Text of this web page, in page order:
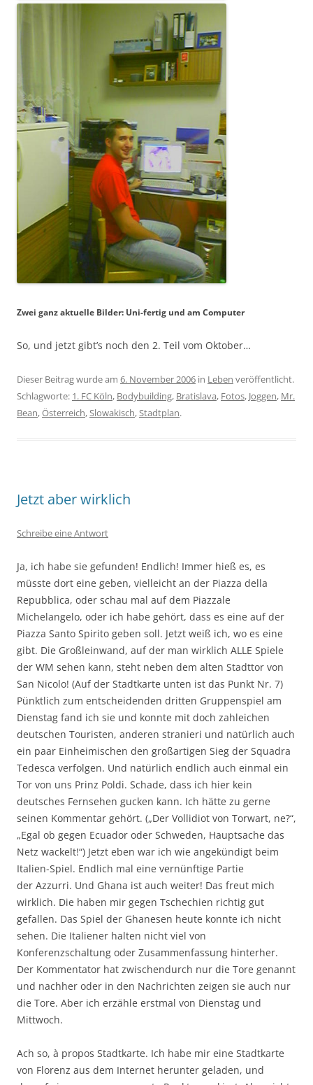
Zwei ganz aktuelle Bilder: Uni-fertig und am Computer
So, und jetzt gibt’s noch den 2. Teil vom Oktober…
Dieser Beitrag wurde am 6. November 2006 in Leben veröffentlicht.
Schlagworte: 1. FC Köln, Bodybuilding, Bratislava, Fotos, Joggen, Mr.
Bean,Österreich,Slowakisch,Stadtplan.
Jetzt aber wirklich
Schreibe eine Antwort
Ja, ich habe sie gefunden! Endlich! Immer hieß es, es
müsste dort eine geben, vielleicht an der Piazza della
Repubblica, oder schau mal auf dem Piazzale
Michelangelo, oder ich habe gehört, dass es eine auf der
Piazza Santo Spirito geben soll. Jetzt weiß ich, wo es eine
gibt. Die Großleinwand, auf der man wirklich ALLE Spiele
der WM sehen kann, steht neben dem alten Stadttor von
San Nicolo! (Auf der Stadtkarte unten ist das Punkt Nr. 7)
Pünktlich zum entscheidenden dritten Gruppenspiel am
Dienstag fand ich sie und konnte mit doch zahleichen
deutschen Touristen, anderen stranieri und natürlich auch
ein paar Einheimischen den großartigen Sieg der Squadra
Tedesca verfolgen. Und natürlich endlich auch einmal ein
Tor von uns Prinz Poldi. Schade, dass ich hier kein
deutsches Fernsehen gucken kann. Ich hätte zu gerne
seinen Kommentar gehört. („Der Vollidiot von Torwart, ne?“,
„Egal ob gegen Ecuador oder Schweden, Hauptsache das
Netz wackelt!“) Jetzt eben war ich wie angekündigt beim
Italien-Spiel. Endlich mal eine vernünftige Partie
der Azzurri. Und Ghana ist auch weiter! Das freut mich
wirklich. Die haben mir gegen Tschechien richtig gut
gefallen. Das Spiel der Ghanesen heute konnte ich nicht
sehen. Die Italiener halten nicht viel von
Konferenzschaltung oder Zusammenfassung hinterher.
Der Kommentator hat zwischendurch nur die Tore genannt
und nachher oder in den Nachrichten zeigen sie auch nur
die Tore. Aber ich erzähle erstmal von Dienstag und
Mittwoch.
Ach so, à propos Stadtkarte. Ich habe mir eine Stadtkarte
von Florenz aus dem Internet herunter geladen, und